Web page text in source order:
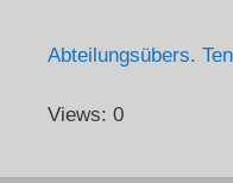
Abteilungsübers.
Views: 0